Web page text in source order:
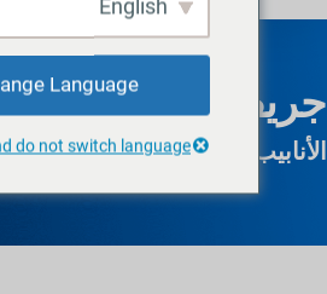
جريف جراند رابيدز
الأنابيب والأنوية
English
Language
do not switch language